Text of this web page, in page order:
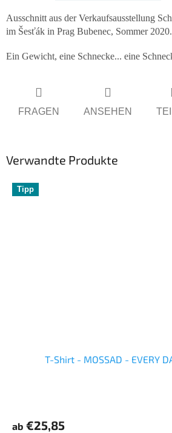
Ausschnitt aus der Verkaufsausstellung
im Šesťák in Prag Bubenec, Sommer 2020.
Ein Gewicht, eine Schnecke... eine
FRAGEN ANSEHEN
Verwandte Produkte
Tipp
T-Shirt - MOSSAD - EVERY
Produktbewertung
ab €25,85